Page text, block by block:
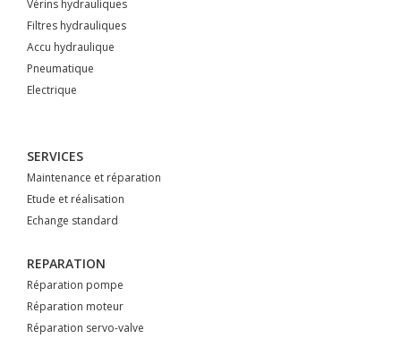
Vérins hydrauliques
Filtres hydrauliques
Accu hydraulique
Pneumatique
Electrique
SERVICES
Maintenance et réparation
Etude et réalisation
Echange standard
REPARATION
Réparation pompe
Réparation moteur
Réparation servo-valve